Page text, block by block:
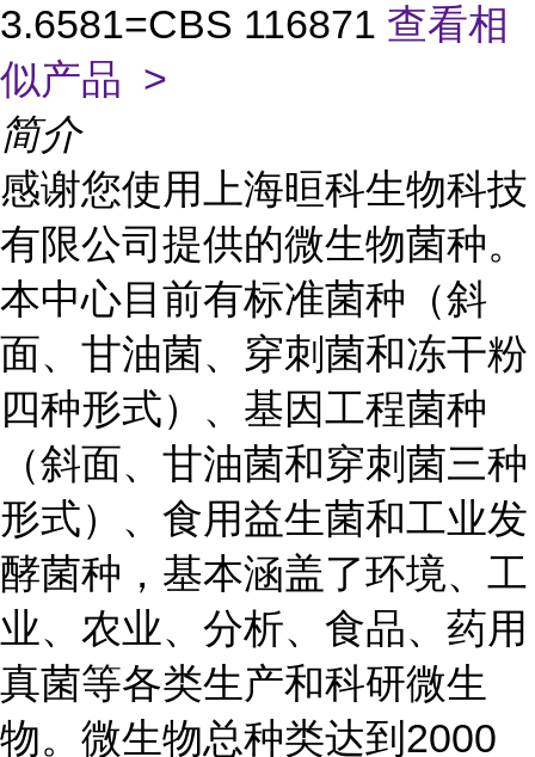
3.6581=CBS 116871 查看相
似产品 >
简介
感谢您使用上海晅科生物科技
有限公司提供的微生物菌种。
本中心目前有标准菌种（斜
面、甘油菌、穿刺菌和冻干粉
四种形式）、基因工程菌种
（斜面、甘油菌和穿刺菌三种
形式）、食用益生菌和工业发
酵菌种，基本涵盖了环境、工
业、农业、分析、食品、药用
真菌等各类生产和科研微生
物。微生物总种类达到2000